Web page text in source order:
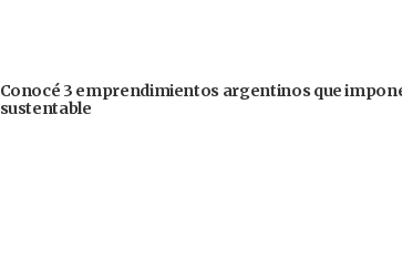
Conocé 3 emprendimientos argentinos que
sustentable